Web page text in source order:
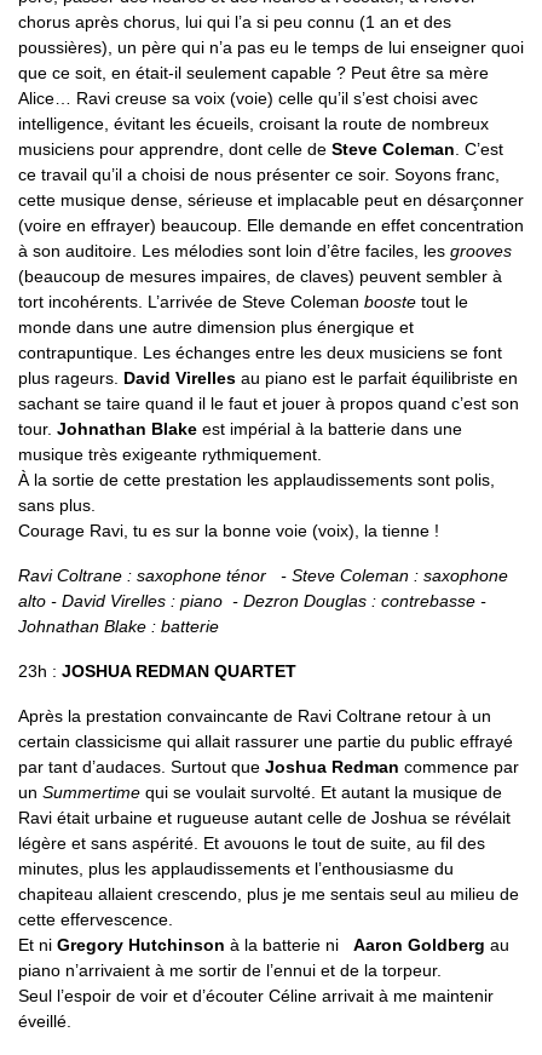
chorus après chorus, lui qui l’a si peu connu (1 an et des
poussières), un père qui n’a pas eu le temps de lui enseigner quoi
que ce soit, en était-il seulement capable ? Peut être sa mère
Alice… Ravi creuse sa voix (voie) celle qu’il s’est choisi avec
intelligence, évitant les écueils, croisant la route de nombreux
musiciens pour apprendre, dont celle de Steve Coleman. C’est
ce travail qu’il a choisi de nous présenter ce soir. Soyons franc,
cette musique dense, sérieuse et implacable peut en désarçonner
(voire en effrayer) beaucoup. Elle demande en effet concentration
à son auditoire. Les mélodies sont loin d’être faciles, les grooves
(beaucoup de mesures impaires, de claves) peuvent sembler à
tort incohérents. L’arrivée de Steve Coleman booste tout le
monde dans une autre dimension plus énergique et
contrapuntique. Les échanges entre les deux musiciens se font
plus rageurs. David Virelles au piano est le parfait équilibriste en
sachant se taire quand il le faut et jouer à propos quand c’est son
tour. Johnathan Blake est impérial à la batterie dans une
musique très exigeante rythmiquement.
À la sortie de cette prestation les applaudissements sont polis,
sans plus.
Courage Ravi, tu es sur la bonne voie (voix), la tienne !
Ravi Coltrane : saxophone ténor - Steve Coleman : saxophone
alto - David Virelles : piano - Dezron Douglas : contrebasse -
Johnathan Blake : batterie
23h : JOSHUA REDMAN QUARTET
Après la prestation convaincante de Ravi Coltrane retour à un
certain classicisme qui allait rassurer une partie du public effrayé
par tant d’audaces. Surtout que Joshua Redman commence par
un Summertime qui se voulait survolté. Et autant la musique de
Ravi était urbaine et rugueuse autant celle de Joshua se révélait
légère et sans aspérité. Et avouons le tout de suite, au fil des
minutes, plus les applaudissements et l’enthousiasme du
chapiteau allaient crescendo, plus je me sentais seul au milieu de
cette effervescence.
Et ni Gregory Hutchinson à la batterie ni Aaron Goldberg au
piano n’arrivaient à me sortir de l’ennui et de la torpeur.
Seul l’espoir de voir et d’écouter Céline arrivait à me maintenir
éveillé.